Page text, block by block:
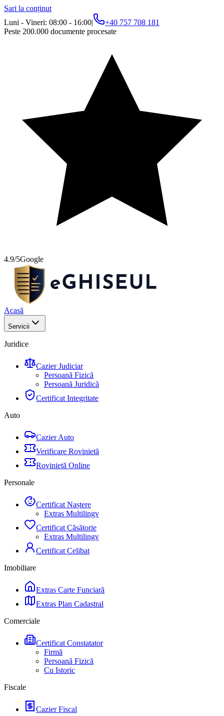
Sari la conținut
Luni - Vineri: 08:00 - 16:00|
+40 757 708 181
Peste 200.000 documente procesate
4.9/5Google
Acasă
Servicii
Juridice
Cazier Judiciar
Persoană Fizică
Persoană Juridică
Certificat Integritate
Auto
Cazier Auto
Verificare Rovinietă
Rovinietă Online
Personale
Certificat Naștere
Extras Multilingv
Certificat Căsătorie
Extras Multilingv
Certificat Celibat
Imobiliare
Extras Carte Funciară
Extras Plan Cadastral
Comerciale
Certificat Constatator
Firmă
Persoană Fizică
Cu Istoric
Fiscale
Cazier Fiscal